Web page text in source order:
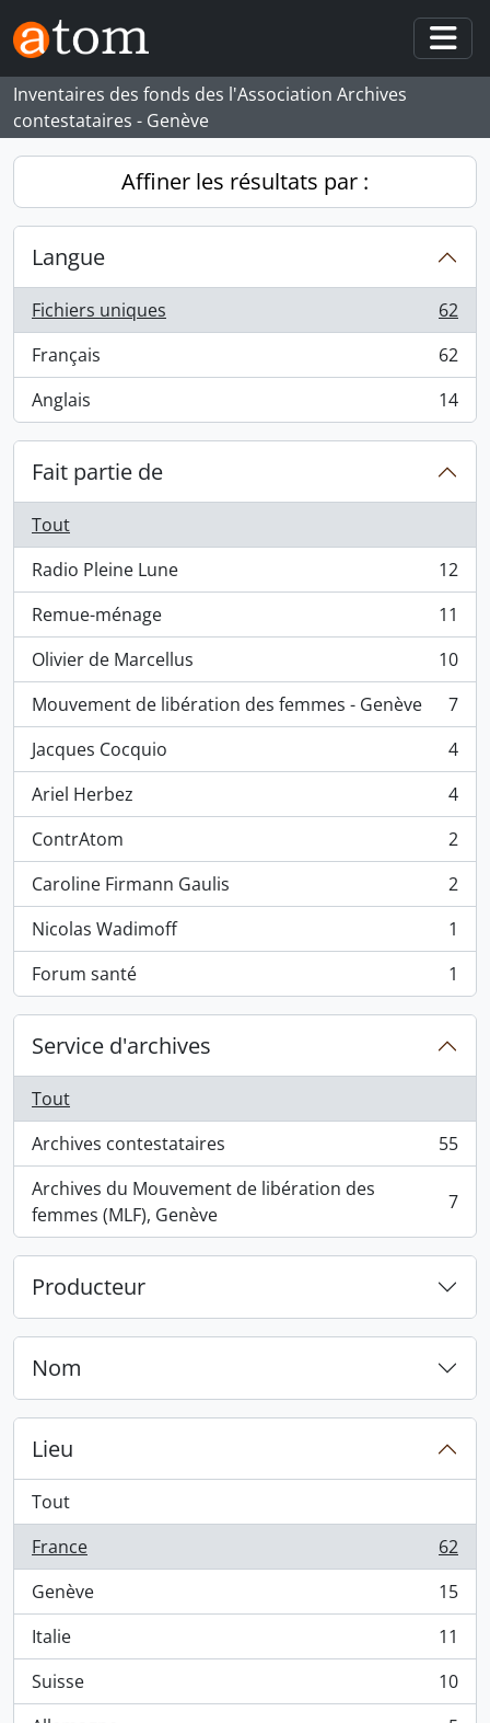
Skip to main content
Inventaires des fonds des l'Association Archives
contestataires - Genève
Affiner les résultats par :
Langue
Fichiers uniques
, 62 résultats
62
Français
, 62 résultats
62
Anglais
, 14 résultats 14
Fait partie de
Tout
Radio Pleine Lune
, 12 résultats
12
Remue-ménage
, 11 résultats
11
Olivier de Marcellus
, 10 résultats
10
Mouvement de libération des femmes - Genève
, 7 résultats
7
Jacques Cocquio
, 4 résultats
4
Ariel Herbez
, 4 résultats
4
ContrAtom
, 2 résultats
2
Caroline Firmann Gaulis
, 2 résultats
2
Nicolas Wadimoff
, 1 résultats
1
Forum santé
, 1 résultats 1
Service d'archives
Tout
Archives contestataires
, 55 résultats
55
Archives du Mouvement de libération des
femmes (MLF), Genève
, 7 résultats 7
Producteur
Nom
Lieu
Tout
France
, 62 résultats
62
Genève
, 15 résultats
15
Italie
, 11 résultats
11
Suisse
, 10 résultats
10